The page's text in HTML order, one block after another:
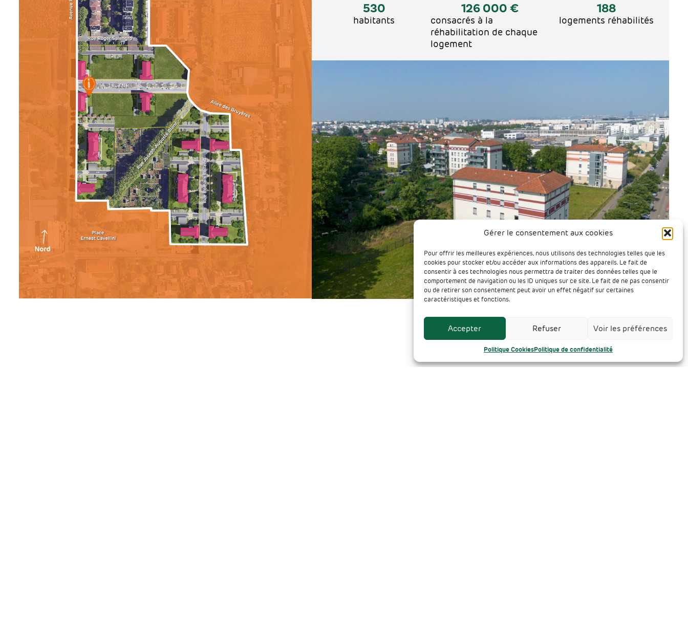
Gérer le consentement aux cookies
Pour offrir les meilleures expériences, nous utilisons des technologies telles que les
cookies pour stocker et/ou accéder aux informations des appareils. Le fait de
consentir à ces technologies nous permettra de traiter des données telles que le
comportement de navigation ou les ID uniques sur ce site. Le fait de ne pas consentir
ou de retirer son consentement peut avoir un effet négatif sur certaines
caractéristiques et fonctions.
Accepter Refuser Voir les préférences
Politique CookiesPolitique de confidentialité
habitants
530
consacrés à la
réhabilitation de chaque
logement
126 000 €
logements réhabilités
188